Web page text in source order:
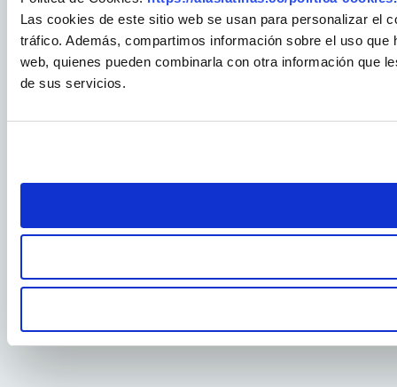
Las cookies de este sitio web se usan para personalizar el
tráfico. Además, compartimos información sobre el uso
web, quienes pueden combinarla con otra información que
de sus servicios.